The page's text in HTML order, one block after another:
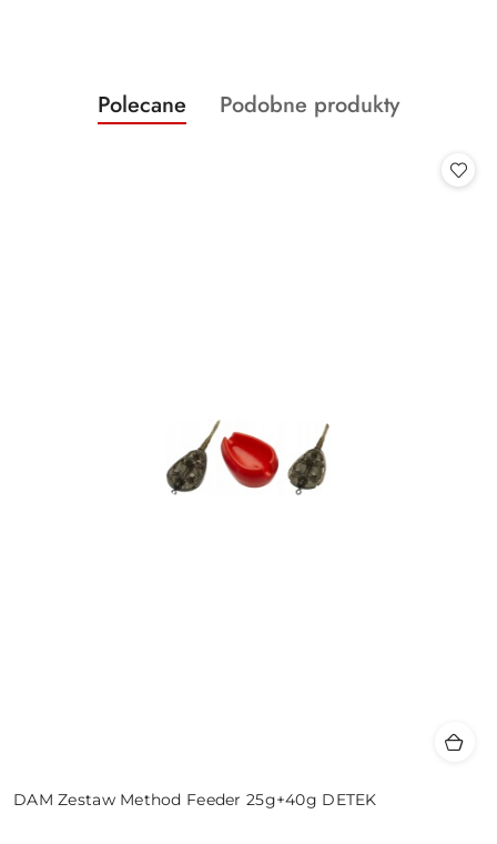
Pomiń karuzelę produktów
Produkty
o
Polecane
Produkty
Podobne produkty
DAM Zestaw Method Feeder 25g+40g DETEK